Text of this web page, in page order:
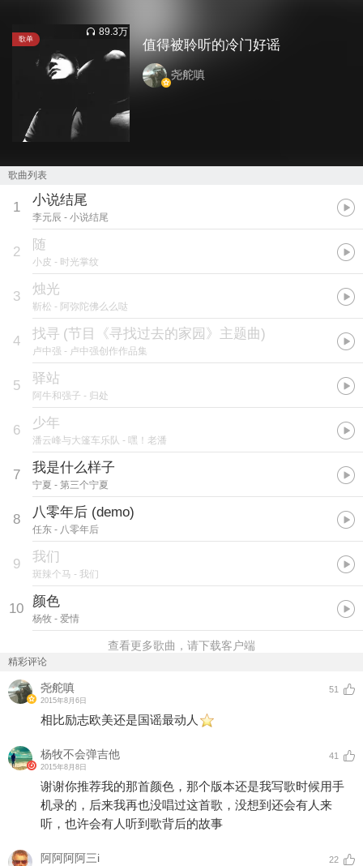
歌单
89.3万
值得被聆听的冷门好谣
尧舵嗔
歌曲列表
1 小说结尾
李元辰 - 小说结尾
2 随
小皮 - 时光掌纹
3 烛光
靳松 - 阿弥陀佛么么哒
4 找寻 (节目《寻找过去的家园》主题曲)
卢中强 - 卢中强创作作品集
5 驿站
阿牛和强子 - 归处
6 少年
潘云峰与大篷车乐队 - 嘿！老潘
7 我是什么样子
宁夏 - 第三个宁夏
8 八零年后 (demo)
任东 - 八零年后
9 我们
斑辣个马 - 我们
10 颜色
杨牧 - 爱情
查看更多歌曲，请下载客户端
精彩评论
尧舵嗔
2015年8月6日
51
相比励志欧美还是国谣最动人
杨牧不会弹吉他
2015年8月8日
41
谢谢你推荐我的那首颜色，那个版本还是我写歌时候用手
机录的，后来我再也没唱过这首歌，没想到还会有人来
听，也许会有人听到歌背后的故事
阿阿阿阿三i 22